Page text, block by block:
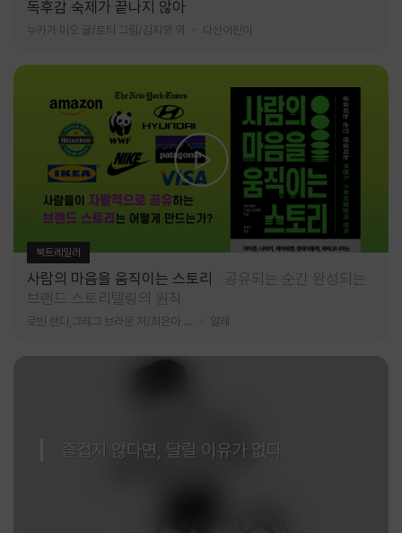
독후감 숙제가 끝나지 않아
누카가 미오 글/토티 그림/김지영 역 다산어린이
북트레일러
사람의 마음을 움직이는 스토리
공유되는 순간 완성되는
브랜드 스토리텔링의 원칙
알레
즐겁지 않다면, 달릴 이유가 없다